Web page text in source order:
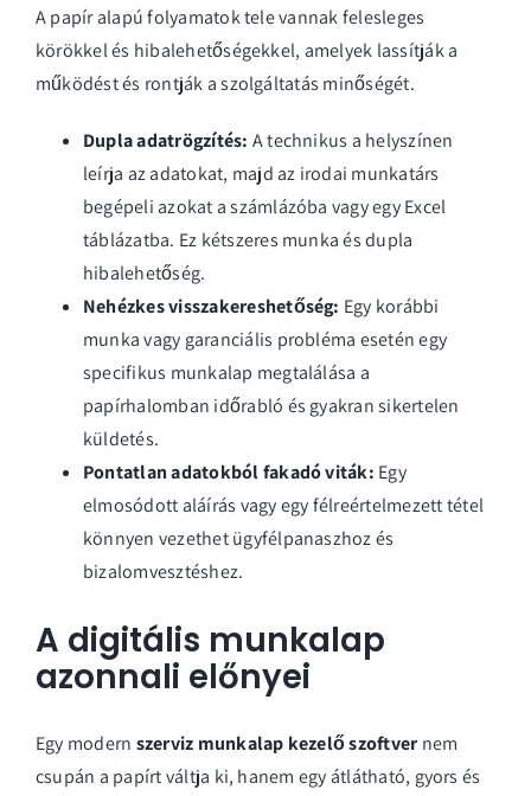
A papír alapú folyamatok tele vannak felesleges
körökkel és hibalehetőségekkel, amelyek lassítják a
működést és rontják a szolgáltatás minőségét.
Dupla adatrögzítés: A technikus a helyszínen
leírja az adatokat, majd az irodai munkatárs
begépeli azokat a számlázóba vagy egy Excel
táblázatba. Ez kétszeres munka és dupla
hibalehetőség.
Nehézkes visszakereshetőség: Egy korábbi
munka vagy garanciális probléma esetén egy
specifikus munkalap megtalálása a
papírhalomban időrabló és gyakran sikertelen
küldetés.
Pontatlan adatokból fakadó viták: Egy
elmosódott aláírás vagy egy félreértelmezett tétel
könnyen vezethet ügyfélpanaszhoz és
bizalomvesztéshez.
A digitális munkalap
azonnali előnyei
Egy modern szerviz munkalap kezelő szoftvernem
csupán a papírt váltja ki, hanem egy átlátható, gyors és